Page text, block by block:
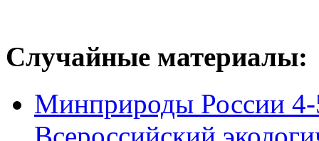
Случайные материалы:
Минприроды России 4-